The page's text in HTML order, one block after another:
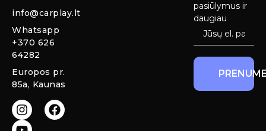
info@carplay.lt
Whatsapp
+370 626
64282
Europos pr.
85a, Kaunas
galinio vaizdo
pasiūlymus ir
daugiau